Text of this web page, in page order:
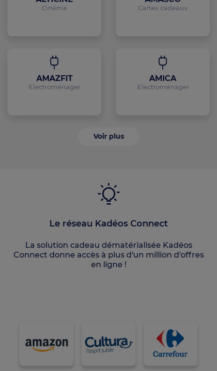
Cinéma Cartes cadeaux
AMAZFIT
Electroménager
AMICA
Electroménager
Voir plus
Le réseau Kadéos Connect
La solution cadeau dématérialisée Kadéos
Connect donne accès à plus d'un million d'offres
en ligne !